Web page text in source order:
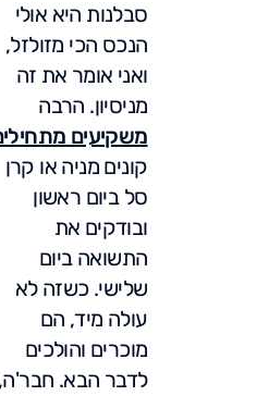
סבלנות היא אולי
הנכס הכי מזולזל,
ואני אומר את זה
מניסיון. הרבה
משקיעים
קונים מניה או קרן
סל ביום ראשון
ובודקים את
התשואה ביום
שלישי. כשזה לא
עולה מיד, הם
מוכרים והולכים
לדבר הבא. חבר'ה,